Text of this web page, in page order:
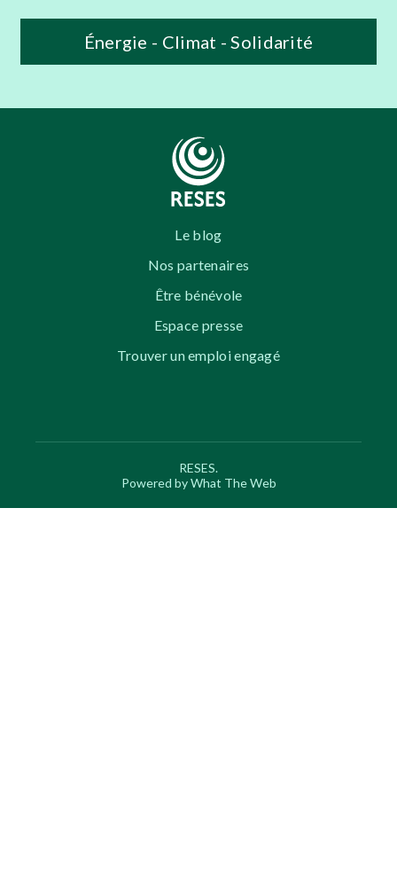
Énergie - Climat - Solidarité
Le blog
Nos partenaires
Être bénévole
Espace presse
Trouver un emploi engagé
RESES.
Powered by What The Web